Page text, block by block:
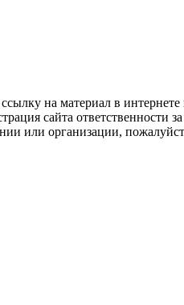
на материал в
сайта ответственности
или организации,